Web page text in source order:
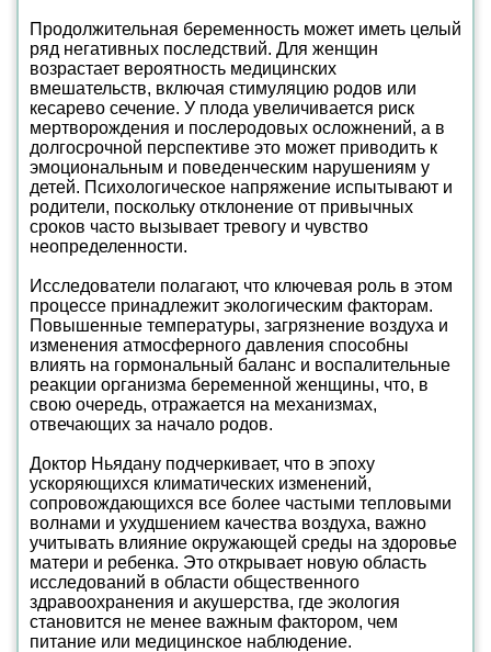
Продолжительная беременность может иметь целый
ряд негативных последствий. Для женщин
возрастает вероятность медицинских
вмешательств, включая стимуляцию родов или
кесарево сечение. У плода увеличивается риск
мертворождения и послеродовых осложнений, а в
долгосрочной перспективе это может приводить к
эмоциональным и поведенческим нарушениям у
детей. Психологическое напряжение испытывают и
родители, поскольку отклонение от привычных
сроков часто вызывает тревогу и чувство
неопределенности.
Исследователи полагают, что ключевая роль в этом
процессе принадлежит экологическим факторам.
Повышенные температуры, загрязнение воздуха и
изменения атмосферного давления способны
влиять на гормональный баланс и воспалительные
реакции организма беременной женщины, что, в
свою очередь, отражается на механизмах,
отвечающих за начало родов.
Доктор Ньядану подчеркивает, что в эпоху
ускоряющихся климатических изменений,
сопровождающихся все более частыми тепловыми
волнами и ухудшением качества воздуха, важно
учитывать влияние окружающей среды на здоровье
матери и ребенка. Это открывает новую область
исследований в области общественного
здравоохранения и акушерства, где экология
становится не менее важным фактором, чем
питание или медицинское наблюдение.